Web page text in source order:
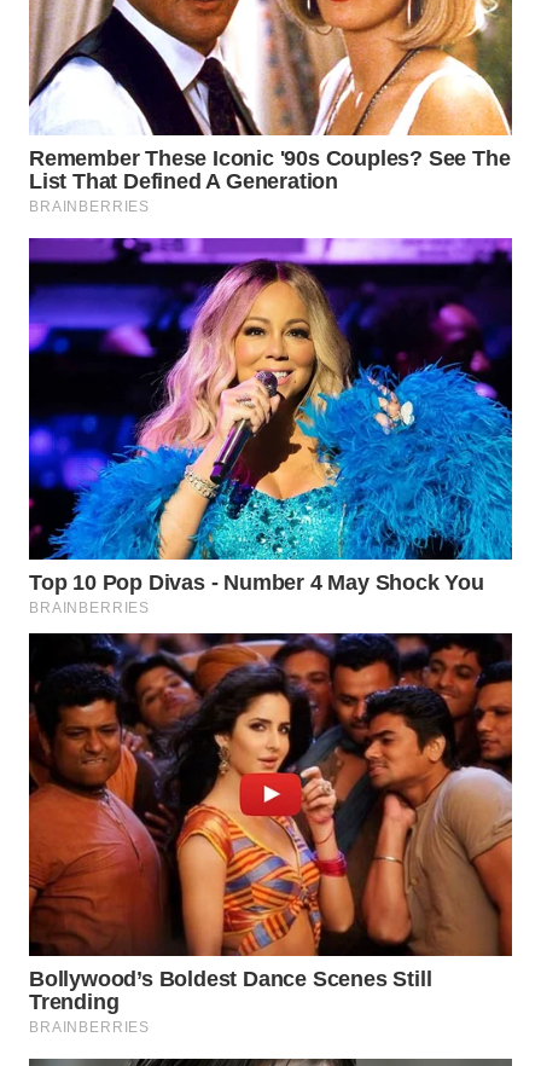
WN
TAPANULI
WN DELI
SERDANG
WN
TEBING
TINGGI
WN
KARAWANG
WN
BEKASI
WN
BOGOR
WN
DEPOK
TAPANULI
UTARA
WN
SAMOSIR
WN